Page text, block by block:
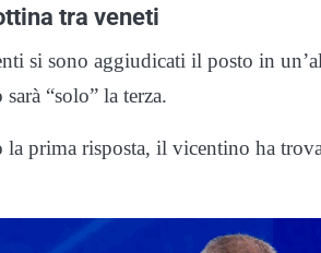
tra veneti
si sono aggiudicati il posto in
“solo” la terza.
prima risposta, il vicentino ha